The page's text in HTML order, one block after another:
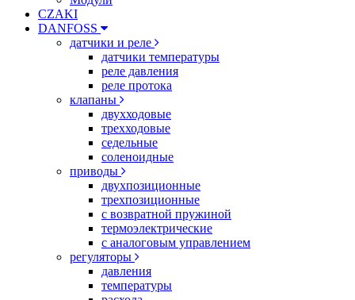
CZAKI
DANFOSS
датчики и реле
датчики температуры
реле давления
реле протока
клапаны
двухходовые
трехходовые
седельные
соленоидные
приводы
двухпозиционные
трехпозиционные
с возвратной пружиной
термоэлектрические
с аналоговым управлением
регуляторы
давления
температуры